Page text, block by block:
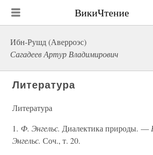
ВикиЧтение
Ибн-Рушд (Аверроэс)
Сагадеев Артур Владимирович
Литература
Литература
1. Ф. Энгельс. Диалектика природы. —
Энгельс. Соч., т. 20.